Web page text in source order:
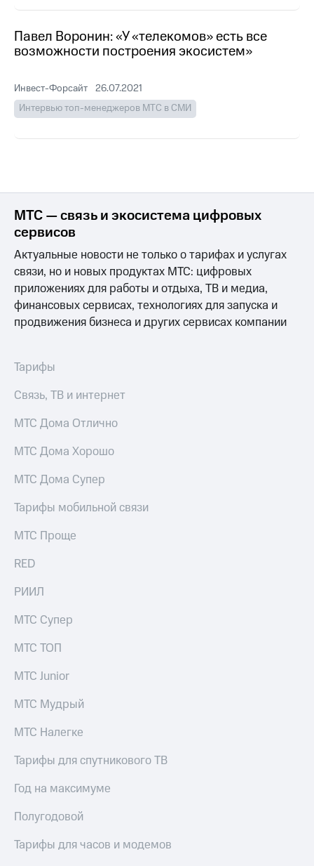
Личный
кабинет
акционера
капитал
Контроль
и
Рынок
Программа
Порядок
выкупа
Дивиденды
Рынок
облигаций
Описание
Еврооблигации-2023
облигаций
Регистратор
Реквизиты
Контакты
развитие
деловая этика
На главную
Павел Воронин: «У «телекомов» есть все
возможности построения экосистем»
Инвест-Форсайт 26.07.2021
Интервью топ-менеджеров МТС в СМИ
МТС — связь и экосистема цифровых
сервисов
Актуальные новости не только о тарифах и услугах
связи, но и новых продуктах МТС: цифровых
приложениях для работы и отдыха, ТВ и медиа,
финансовых сервисах, технологиях для запуска и
продвижения бизнеса и других сервисах компании
Тарифы
Связь, ТВ и интернет
МТС Дома Отлично
МТС Дома Хорошо
МТС Дома Супер
Тарифы мобильной связи
МТС Проще
RED
РИИЛ
МТС Супер
МТС ТОП
МТС Junior
МТС Мудрый
МТС Налегке
Тарифы для спутникового ТВ
Год на максимуме
Полугодовой
Тарифы для часов и модемов